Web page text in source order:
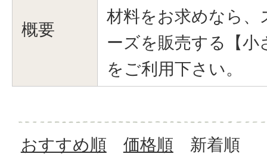
概要
材料をお求めなら
ーズを販売する【小
をご利用下さい。
おすすめ順 価格順 新着順